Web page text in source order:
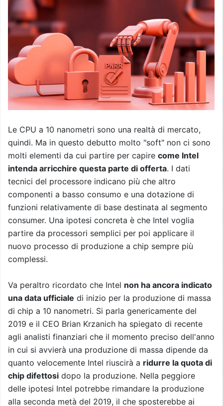
Le CPU a 10 nanometri sono una realtà di mercato,
quindi. Ma in questo debutto molto "soft" non ci sono
molti elementi da cui partire per capire come Intel
intenda arricchire questa parte di offerta. I dati
tecnici del processore indicano più che altro
componenti a basso consumo e una dotazione di
funzioni relativamente di base destinata al segmento
consumer. Una ipotesi concreta è che Intel voglia
partire da processori semplici per poi applicare il
nuovo processo di produzione a chip sempre più
complessi.
Va peraltro ricordato che Intel non ha ancora indicato
una data ufficiale di inizio per la produzione di massa
di chip a 10 nanometri. Si parla genericamente del
2019 e il CEO Brian Krzanich ha spiegato di recente
agli analisti finanziari che il momento preciso dell'anno
in cui si avvierà una produzione di massa dipende da
quanto velocemente Intel riuscirà a ridurre la quota di
chip difettosi dopo la produzione. Nella peggiore
delle ipotesi Intel potrebbe rimandare la produzione
alla seconda metà del 2019, il che sposterebbe ai